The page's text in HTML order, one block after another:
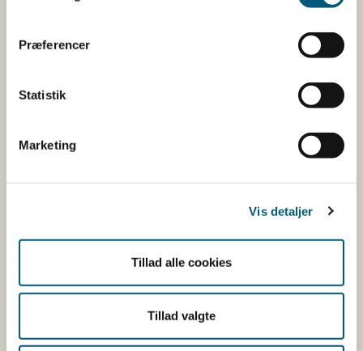
Præferencer
Statistik
Marketing
Vis detaljer
Tillad alle cookies
Tillad valgte
med henblik på:
avl af fugle, der anvendes til de i litra a. og b)
omhandlede produktionstyper.